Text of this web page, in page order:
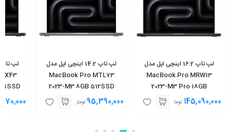
لپ تاپ 16.2 اینچی اپل مدل
MacBook Pro MRW13
2023-M3 Pro 18GB
512SSD145,090,000 تومان
لپ تاپ 14.2 اینچی اپل مدل
MacBook Pro MTL73
2023-M3 8GB 512SSD
95,390,000 تومان
1SSD